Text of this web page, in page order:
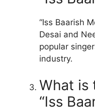
“Iss Baarish
Desai and
popular
industry.
What is
“Iss